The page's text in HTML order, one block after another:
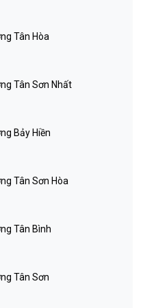
Tân Hòa
Tân Sơn Nhất
Bảy Hiền
Tân Sơn Hòa
Tân Bình
Tân Sơn